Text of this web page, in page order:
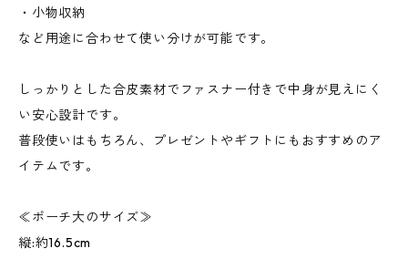
・小物収納
など用途に合わせて使い分けが可能です。
しっかりとした合皮素材でファスナー付きで中身が見えにく
い安心設計です。
普段使いはもちろん、プレゼントやギフトにもおすすめのア
イテムです。
≪ポーチ大のサイズ≫
縦:約16.5cm